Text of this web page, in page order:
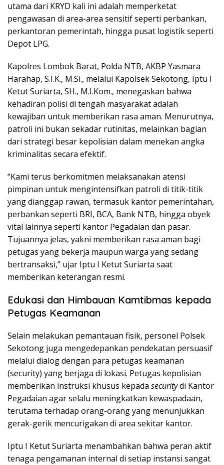
utama dari KRYD kali ini adalah memperketat
pengawasan di area-area sensitif seperti perbankan,
perkantoran pemerintah, hingga pusat logistik seperti
Depot LPG.
Kapolres Lombok Barat, Polda NTB, AKBP Yasmara
Harahap, S.I.K., M.Si., melalui Kapolsek Sekotong, Iptu I
Ketut Suriarta, SH., M.I.Kom., menegaskan bahwa
kehadiran polisi di tengah masyarakat adalah
kewajiban untuk memberikan rasa aman. Menurutnya,
patroli ini bukan sekadar rutinitas, melainkan bagian
dari strategi besar kepolisian dalam menekan angka
kriminalitas secara efektif.
“Kami terus berkomitmen melaksanakan atensi
pimpinan untuk mengintensifkan patroli di titik-titik
yang dianggap rawan, termasuk kantor pemerintahan,
perbankan seperti BRI, BCA, Bank NTB, hingga obyek
vital lainnya seperti kantor Pegadaian dan pasar.
Tujuannya jelas, yakni memberikan rasa aman bagi
petugas yang bekerja maupun warga yang sedang
bertransaksi,” ujar Iptu I Ketut Suriarta saat
memberikan keterangan resmi.
Edukasi dan Himbauan Kamtibmas kepada
Petugas Keamanan
Selain melakukan pemantauan fisik, personel Polsek
Sekotong juga mengedepankan pendekatan persuasif
melalui dialog dengan para petugas keamanan
(security) yang berjaga di lokasi. Petugas kepolisian
memberikan instruksi khusus kepada securitydi Kantor
Pegadaian agar selalu meningkatkan kewaspadaan,
terutama terhadap orang-orang yang menunjukkan
gerak-gerik mencurigakan di area sekitar kantor.
Iptu I Ketut Suriarta menambahkan bahwa peran aktif
tenaga pengamanan internal di setiap instansi sangat